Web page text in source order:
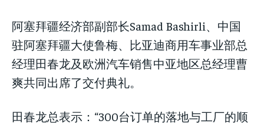
阿塞拜疆经济部副部长Samad Bashirli、中国
驻阿塞拜疆大使鲁梅、比亚迪商用车事业部总
经理田春龙及欧洲汽车销售中亚地区总经理曹
爽共同出席了交付典礼。
田春龙总表示：“300台订单的落地与工厂的顺